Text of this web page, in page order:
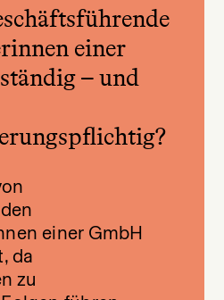
einer
– und
einer GmbH
da
zu